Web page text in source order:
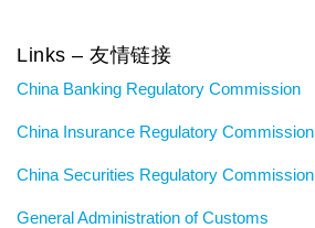
Links – 友情链接
China Banking Regulatory Commission
China Insurance Regulatory Commission
China Securities Regulatory Commission
General Administration of Customs